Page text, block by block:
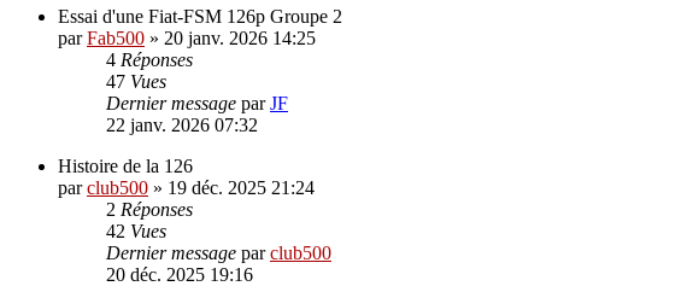
Essai d'une Fiat-FSM 126p Groupe 2
parFab500 » 20 janv. 2026 14:25
4 Réponses
47 Vues
Dernier message parJF
22 janv. 2026 07:32
Histoire de la 126
parclub500 » 19 déc. 2025 21:24
2 Réponses
42 Vues
Dernier message parclub500
20 déc. 2025 19:16